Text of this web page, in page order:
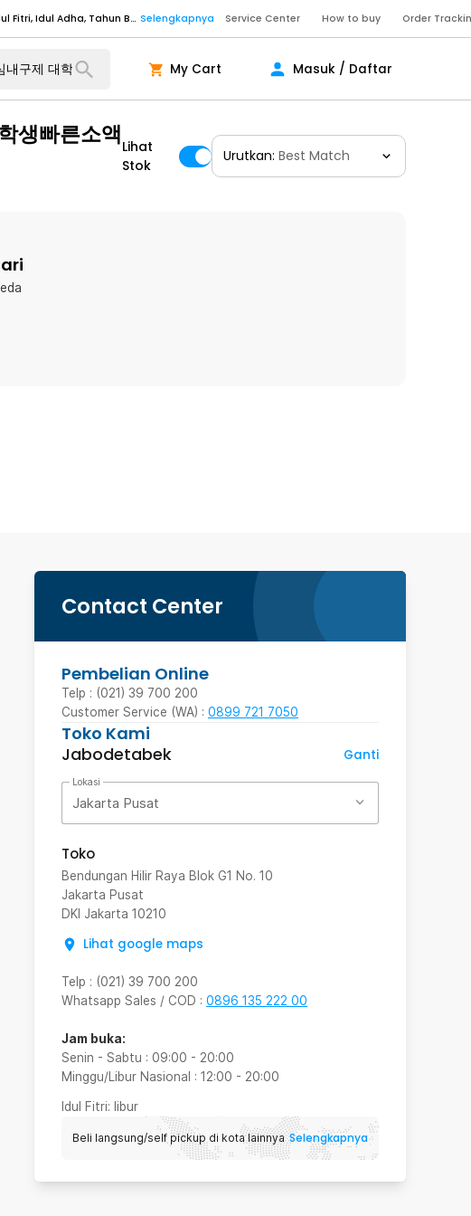
Senin - Sabtu (09:00-20:00), Minggu/Libur Nasional (10:00-18:00), Tutup pada Idul Fitri, Idul Adha, Tahun Baru Selengkapnya
Senin - Jumat (10:00-20:00), Sabtu - Minggu dan Libur Nasional (10:00-18:00), Tutup pada Idul Fitri, Idul Adha, Tahun Baru
Selengkapnya
FitriSelengkapnya
Fitri
Service Center How to buy Order
My Cart Masuk / Daftar
생빠른소액Lihat
Stok
Urutkan: Best Match
Contact Center
Pembelian Online
Telp : (021) 39 700 200
Customer Service (WA) : 0899 721 7050
Toko Kami
Jabodetabek
Ganti
Lokasi
Jakarta Pusat
Toko
Bendungan Hilir Raya Blok G1 No. 10
Jakarta Pusat
DKI Jakarta 10210
Lihat google maps
Telp : (021) 39 700 200
Whatsapp Sales / COD : 0896 135 222 00
Jam buka:
Senin - Sabtu : 09:00 - 20:00
Minggu/Libur Nasional : 12:00 - 20:00
Idul Fitri: libur
Beli langsung/self pickup di kota lainnya Selengkapnya